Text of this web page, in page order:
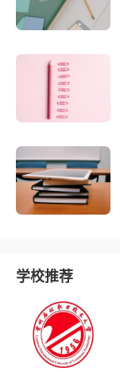
学校推荐